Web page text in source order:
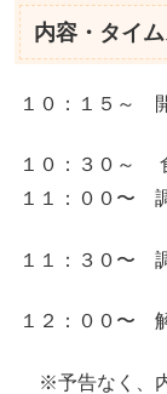
内容・タイ
１０：１５～
１０：３０～
１１：００〜
１１：３０〜
１２：００〜
※予告なく、内